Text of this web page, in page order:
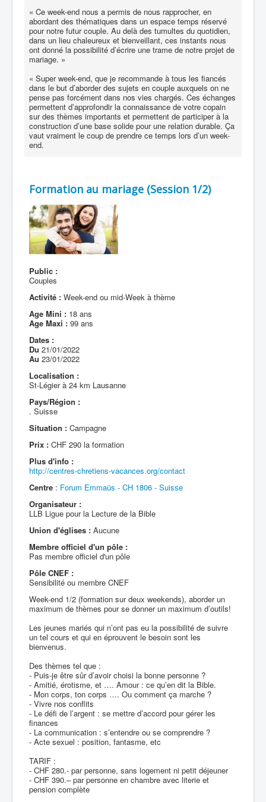
« Ce week-end nous a permis de nous rapprocher, en
abordant des thématiques dans un espace temps réservé
pour notre futur couple. Au delà des tumultes du quotidien,
dans un lieu chaleureux et bienveillant, ces instants nous
ont donné la possibilité d’écrire une trame de notre projet de
mariage. »
« Super week-end, que je recommande à tous les fiancés
dans le but d’aborder des sujets en couple auxquels on ne
pense pas forcément dans nos vies chargés. Ces échanges
permettent d’approfondir la connaissance de votre copain
sur des thèmes importants et permettent de participer à la
construction d’une base solide pour une relation durable. Ça
vaut vraiment le coup de prendre ce temps lors d’un week-
end.
Formation au mariage (Session 1/2)
Public :
Couples
Activité : Week-end ou mid-Week à thème
Age Mini : 18 ans
Age Maxi : 99 ans
Dates :
Du 21/01/2022
Au 23/01/2022
Localisation :
St-Légier à 24 km Lausanne
Pays/Région :
. Suisse
Situation : Campagne
Prix : CHF 290 la formation
Plus d'info :
http://centres-chretiens-vacances.org/contact
Centre : Forum Emmaüs - CH 1806 - Suisse
Organisateur :
LLB Ligue pour la Lecture de la Bible
Union d'églises : Aucune
Membre officiel d'un pôle :
Pas membre officiel d'un pôle
Pôle CNEF :
Sensibilité ou membre CNEF
Week-end 1/2 (formation sur deux weekends), aborder un
maximum de thèmes pour se donner un maximum d’outils!
Les jeunes mariés qui n’ont pas eu la possibilité de suivre
un tel cours et qui en éprouvent le besoin sont les
bienvenus.
Des thèmes tel que :
- Puis-je être sûr d’avoir choisi la bonne personne ?
- Amitié, érotisme, et …. Amour : ce qu’en dit la Bible.
- Mon corps, ton corps …. Ou comment ça marche ?
- Vivre nos conflits
- Le défi de l’argent : se mettre d’accord pour gérer les
finances
- La communication : s’entendre ou se comprendre ?
- Acte sexuel : position, fantasme, etc
TARIF :
- CHF 280.- par personne, sans logement ni petit déjeuner
- CHF 390.– par personne en chambre avec literie et
pension complète